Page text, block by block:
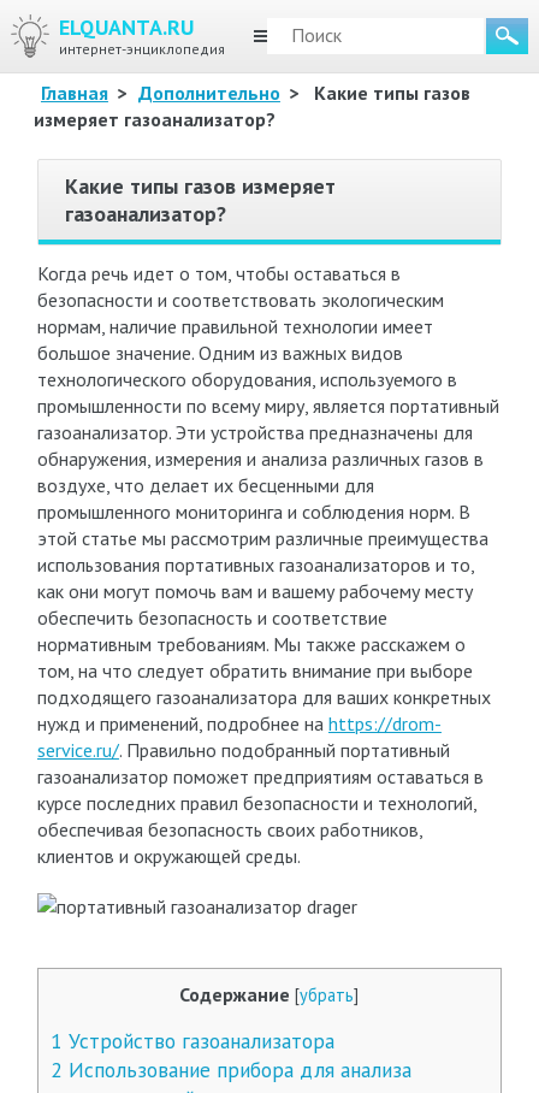
ELQUANTA.RU
интернет-энциклопедия
МЕНЮ
Главная > Дополнительно >
Какие типы газов
измеряет газоанализатор?
Какие типы газов измеряет
газоанализатор?
Когда речь идет о том, чтобы оставаться в
безопасности и соответствовать экологическим
нормам, наличие правильной технологии имеет
большое значение. Одним из важных видов
технологического оборудования, используемого в
промышленности по всему миру, является портативный
газоанализатор. Эти устройства предназначены для
обнаружения, измерения и анализа различных газов в
воздухе, что делает их бесценными для
промышленного мониторинга и соблюдения норм. В
этой статье мы рассмотрим различные преимущества
использования портативных газоанализаторов и то,
как они могут помочь вам и вашему рабочему месту
обеспечить безопасность и соответствие
нормативным требованиям. Мы также расскажем о
том, на что следует обратить внимание при выборе
подходящего газоанализатора для ваших конкретных
нужд и применений, подробнее на https://drom-
service.ru/. Правильно подобранный портативный
газоанализатор поможет предприятиям оставаться в
курсе последних правил безопасности и технологий,
обеспечивая безопасность своих работников,
клиентов и окружающей среды.
Содержание [убрать]
1 Устройство газоанализатора
2 Использование прибора для анализа